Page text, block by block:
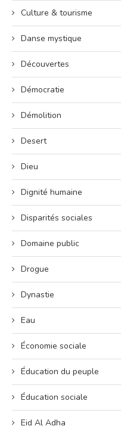
Culture & tourisme
Danse mystique
Découvertes
Démocratie
Démolition
Desert
Dieu
Dignité humaine
Disparités sociales
Domaine public
Drogue
Dynastie
Eau
Économie sociale
Éducation du peuple
Éducation sociale
Eid Al Adha